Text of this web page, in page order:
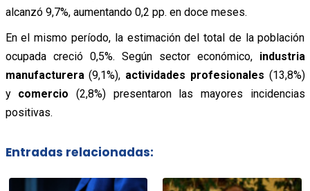
alcanzó 9,7%, aumentando 0,2 pp. en doce meses.
En el mismo período, la estimación del total de la población
ocupada creció 0,5%. Según sector económico, industria
manufacturera (9,1%), actividades profesionales (13,8%)
y comercio (2,8%) presentaron las mayores incidencias
positivas.
Entradas relacionadas: